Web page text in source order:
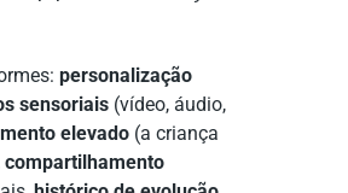
personalização
sensoriais (vídeo, áudio,
elevado (a criança
compartilhamento